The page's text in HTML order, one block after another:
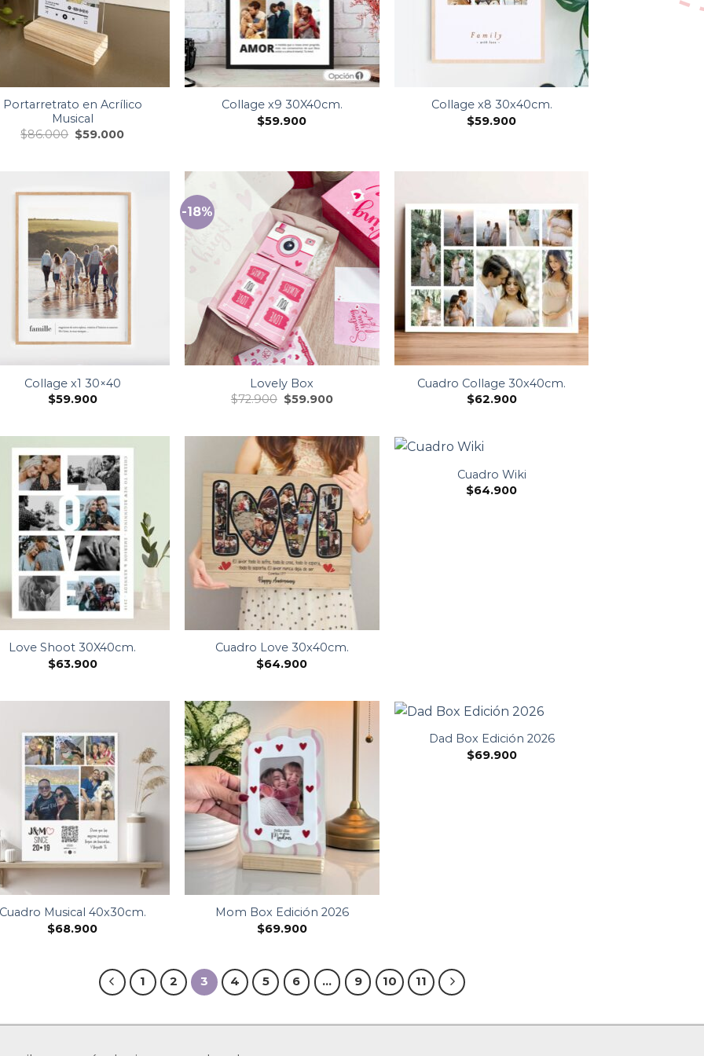
Portarretrato en Acrílico
Musical
$86.000 $59.000
Collage x9 30X40cm.
$59.900
Collage x8 30x40cm.
$59.900
Collage x1 30×40
$59.900
-18%
Lovely Box
$72.900 $59.900
Cuadro Collage 30x40cm.
$62.900
Love Shoot 30X40cm.
$63.900
Cuadro Love 30x40cm.
$64.900
Cuadro Wiki
$64.900
Cuadro Musical 40x30cm.
$68.900
Mom Box Edición 2026
$69.900
Dad Box Edición 2026
$69.900
1 2 3 4 5 6 … 9 10 11